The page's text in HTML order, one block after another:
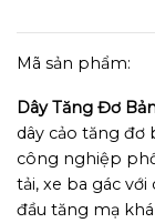
Mã sản phẩm:
Dây Tăng Đơ
dây cảo tăng đơ
công nghiệp
tải, xe ba gác với
đầu tăng mạ